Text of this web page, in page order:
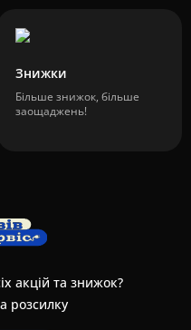
Знижки
Більше знижок, більше
заощаджень!
акцій та знижок?
розсилку